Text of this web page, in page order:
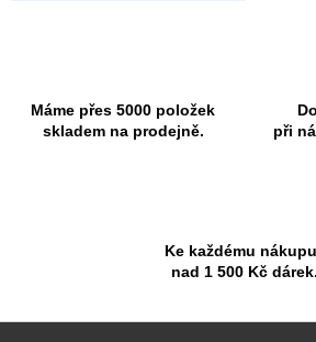
Máme přes 5000 položek
skladem na prodejně.
při
Ke každému nákupu
nad 1 500 Kč dárek.